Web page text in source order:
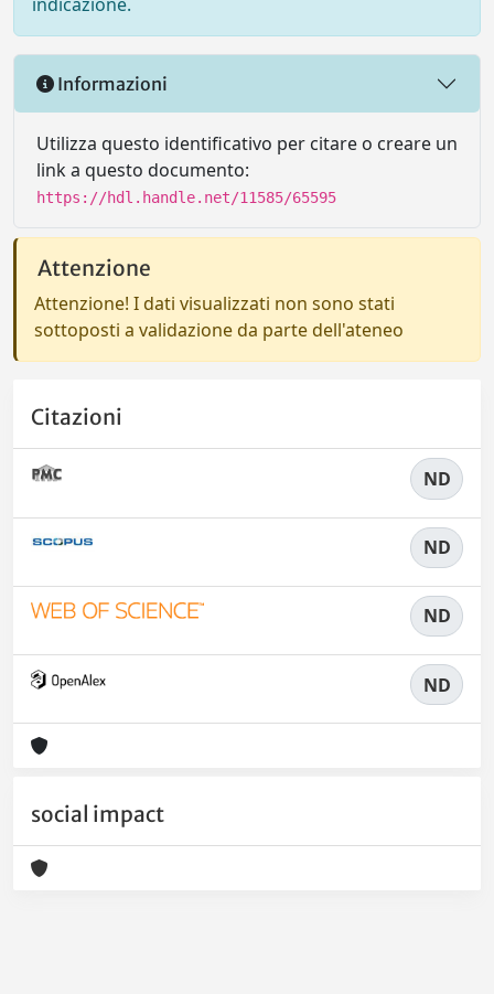
Informazioni
Utilizza questo identificativo per citare o creare un
link a questo documento:
https://hdl.handle.net/11585/65595
Attenzione
Attenzione! I dati visualizzati non sono stati
sottoposti a validazione da parte dell'ateneo
Citazioni
ND
ND
ND
ND
social impact